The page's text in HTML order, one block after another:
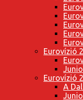
Eurovízió
Eurovízió
A